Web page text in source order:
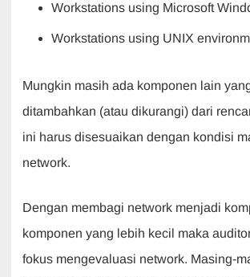
Workstations using Microsoft
Workstations using UNIX
Mungkin masih ada komponen lain
ditambahkan (atau dikurangi) dari
ini harus disesuaikan dengan kondisi
network.
Dengan membagi network menjadi
komponen yang lebih kecil maka
fokus mengevaluasi network. Masing-